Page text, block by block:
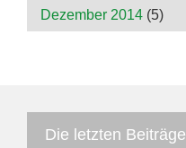
Dezember 2014 (5)
Die letzten Beiträge